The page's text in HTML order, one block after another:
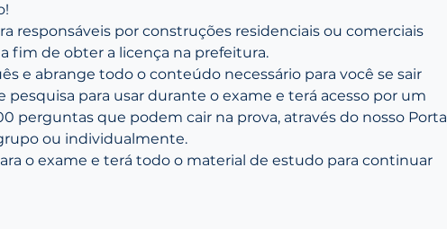
responsáveis por construções residenciais ou comerciais
fim de obter a licença na prefeitura.
e abrange todo o conteúdo necessário para você se sair
pesquisa para usar durante o exame e terá acesso por um
perguntas que podem cair na prova, através do nosso Portal
ou individualmente.
o exame e terá todo o material de estudo para continuar